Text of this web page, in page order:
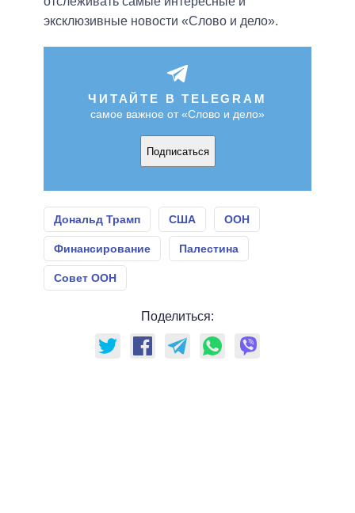
эксклюзивные новости «Слово и дело».
ЧИТАЙТЕ В TELEGRAM
самое важное от «Слово и дело»
Подписаться
Дональд Трамп США ООН
Финансирование Палестина
Совет ООН
Поделиться: